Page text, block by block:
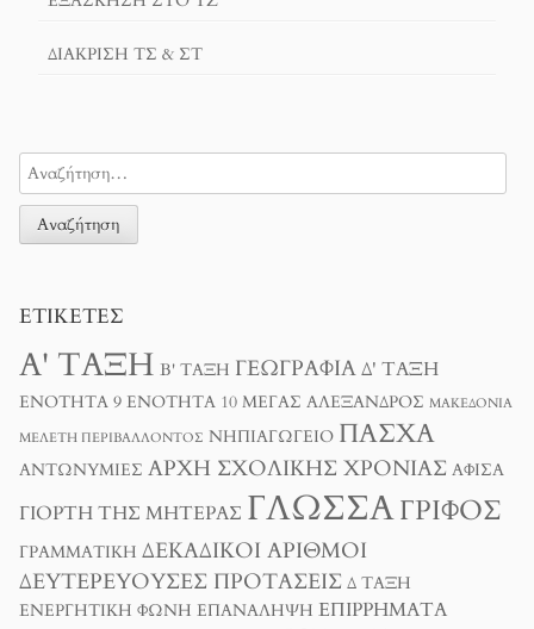
ΔΙΆΚΡΙΣΗ ΤΣ & ΣΤ
ΕΤΙΚΈΤΕΣ
Α' ΤΆΞΗ Β' ΤΆΞΗ ΓΕΩΓΡΑΦΊΑΔ' ΤΆΞΗ
ΕΝΌΤΗΤΑ 9 ΕΝΌΤΗΤΑ 10 ΜΈΓΑΣ ΑΛΈΞΑΝΔΡΟΣ ΜΑΚΕΔΟΝΊΑ
ΜΕΛΈΤΗ ΠΕΡΙΒΆΛΛΟΝΤΟΣ ΝΗΠΙΑΓΩΓΕΊΟ ΠΆΣΧΑ
ΑΝΤΩΝΥΜΊΕΣ ΑΡΧΉ ΣΧΟΛΙΚΉΣ ΧΡΟΝΙΆΣ ΑΦΊΣΑ
ΓΙΟΡΤΉ ΤΗΣ ΜΗΤΈΡΑΣ ΓΛΏΣΣΑΓΡΊΦΟΣ
ΓΡΑΜΜΑΤΙΚΉ ΔΕΚΑΔΙΚΟΊ ΑΡΙΘΜΟΊ
ΔΕΥΤΕΡΕΎΟΥΣΕΣ ΠΡΟΤΆΣΕΙΣ Δ ΤΑΞΗ
ΕΝΕΡΓΗΤΙΚΉ ΦΩΝΉ ΕΠΑΝΆΛΗΨΗ ΕΠΙΡΡΉΜΑΤΑ